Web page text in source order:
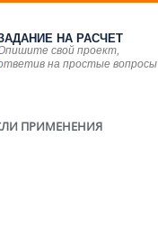
НА РАСЧЕТ
свой проект,
на простые вопросы
ПРИМЕНЕНИЯ